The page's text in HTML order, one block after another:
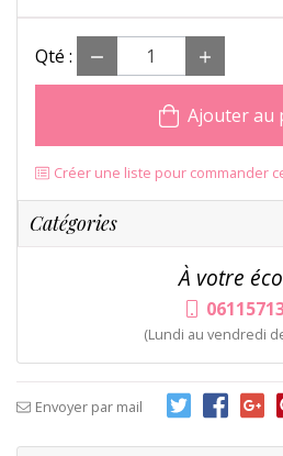
Qté :
Ajouter au
Créer une liste pour commander
Catégories
À votre
(Lundi au vendredi
Envoyer par mail